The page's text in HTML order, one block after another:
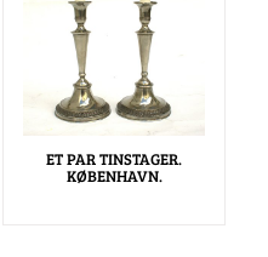
ET PAR TINSTAGER.
KØBENHAVN.